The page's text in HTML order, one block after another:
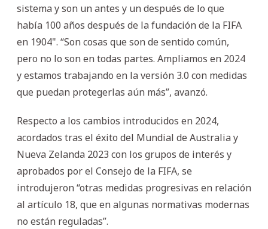
sistema y son un antes y un después de lo que
había 100 años después de la fundación de la FIFA
en 1904". “Son cosas que son de sentido común,
pero no lo son en todas partes. Ampliamos en 2024
y estamos trabajando en la versión 3.0 con medidas
que puedan protegerlas aún más”, avanzó.
Respecto a los cambios introducidos en 2024,
acordados tras el éxito del Mundial de Australia y
Nueva Zelanda 2023 con los grupos de interés y
aprobados por el Consejo de la FIFA, se
introdujeron “otras medidas progresivas en relación
al artículo 18, que en algunas normativas modernas
no están reguladas”.